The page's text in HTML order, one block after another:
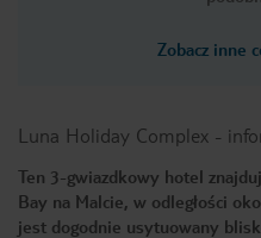
Zobacz inne
Luna Holiday Complex -
Ten 3-gwiazdkowy hotel
Bay na Malcie, w odległości
jest dogodnie usytuowany